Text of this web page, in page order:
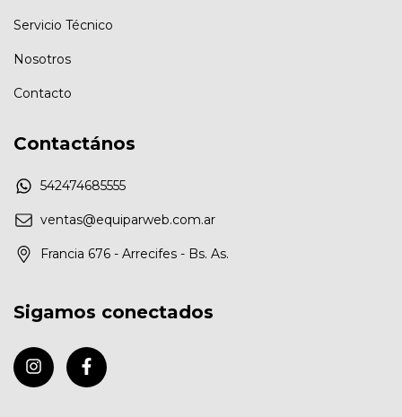
Servicio Técnico
Nosotros
Contacto
Contactános
542474685555
ventas@equiparweb.com.ar
Francia 676 - Arrecifes - Bs. As.
Sigamos conectados